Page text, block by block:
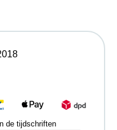
de tijdschriften